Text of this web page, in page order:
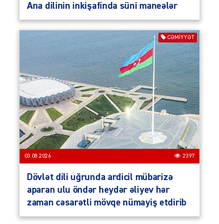
Ana dilinin inkişafinda süni maneələr
CƏMIYYƏT
03.08.2026 2397
Dövlət dili uğrunda ardicil mübarizə
aparan ulu öndər heydər əliyev hər
zaman cəsarətli mövqe nümayiş etdirib